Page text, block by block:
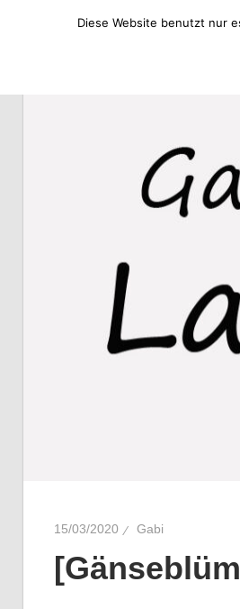
15/03/2020 Gabi
Diese Website benutzt nur